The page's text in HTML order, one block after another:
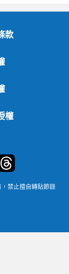
款
權
禁止擅自轉貼節錄